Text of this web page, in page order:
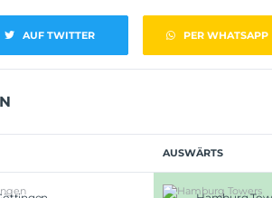
AUF TWITTER PER WHATSAPP
AUSWÄRTS